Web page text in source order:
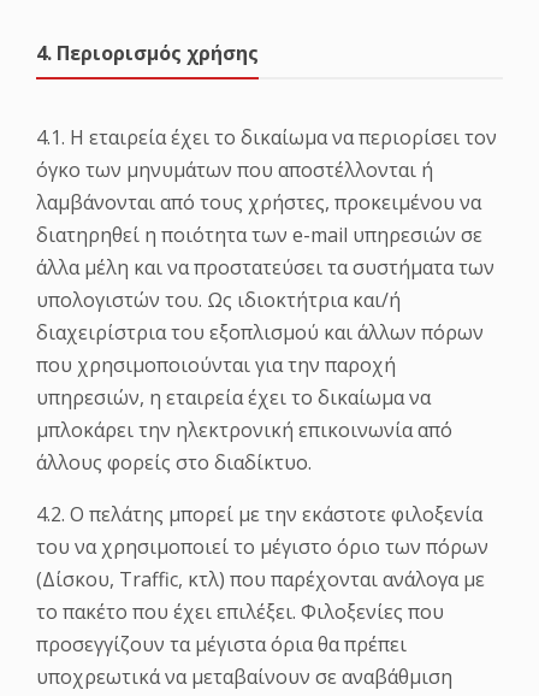
4. Περιορισμός χρήσης
4.1. Η εταιρεία έχει το δικαίωμα να περιορίσει τον
όγκο των μηνυμάτων που αποστέλλονται ή
λαμβάνονται από τους χρήστες, προκειμένου να
διατηρηθεί η ποιότητα των e-mail υπηρεσιών σε
άλλα μέλη και να προστατεύσει τα συστήματα των
υπολογιστών του. Ως ιδιοκτήτρια και/ή
διαχειρίστρια του εξοπλισμού και άλλων πόρων
που χρησιμοποιούνται για την παροχή
υπηρεσιών, η εταιρεία έχει το δικαίωμα να
μπλοκάρει την ηλεκτρονική επικοινωνία από
άλλους φορείς στο διαδίκτυο.
4.2. Ο πελάτης μπορεί με την εκάστοτε φιλοξενία
του να χρησιμοποιεί το μέγιστο όριο των πόρων
(Δίσκου, Traffic, κτλ) που παρέχονται ανάλογα με
το πακέτο που έχει επιλέξει. Φιλοξενίες που
προσεγγίζουν τα μέγιστα όρια θα πρέπει
υποχρεωτικά να μεταβαίνουν σε αναβάθμιση